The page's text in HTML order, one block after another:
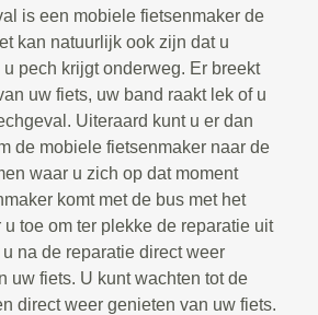
is een mobiele fietsenmaker de
kan natuurlijk ook zijn dat u
pech krijgt onderweg. Er breekt
uw fiets, uw band raakt lek of u
Uiteraard kunt u er dan
de mobiele fietsenmaker naar de
waar u zich op dat moment
komt met de bus met het
toe om ter plekke de reparatie uit
na de reparatie direct weer
uw fiets. U kunt wachten tot de
direct weer genieten van uw fiets.